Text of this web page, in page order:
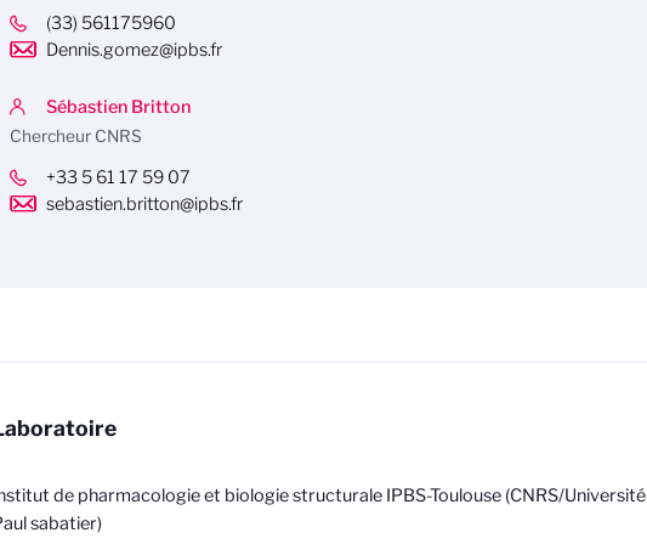
(33) 561175960
Dennis.gomez@ipbs.fr
Sébastien Britton
Chercheur CNRS
+33 5 61 17 59 07
sebastien.britton@ipbs.fr
de pharmacologie et biologie structurale IPBS-Toulouse (CNRS/Université
sabatier)